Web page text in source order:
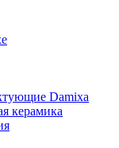
Damixa
керамика